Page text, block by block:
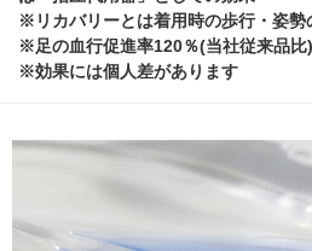
※リカバリーとは着用時の歩行・姿勢
※足の血行促進率120％(当社従来品比)
※効果には個人差があります